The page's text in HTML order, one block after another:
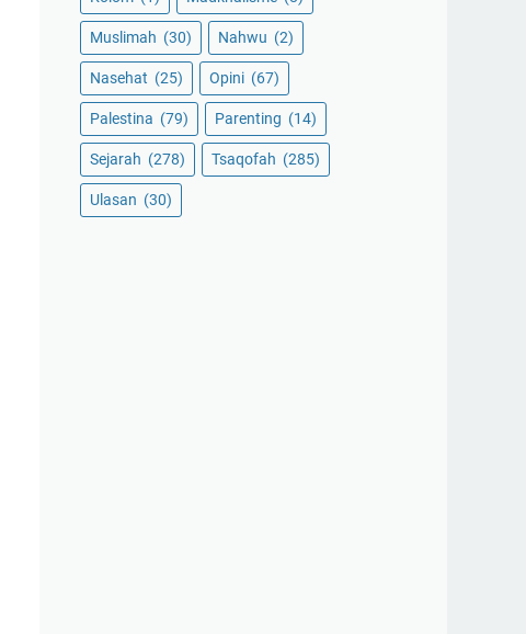
Muslimah (30) Nahwu (2)
Nasehat (25) Opini (67)
Palestina (79) Parenting (14)
Sejarah (278) Tsaqofah (285)
Ulasan (30)